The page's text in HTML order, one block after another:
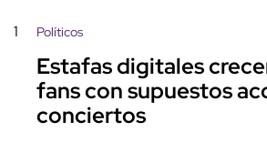
1 Políticos
Estafas digitales
fans con supuestos
conciertos